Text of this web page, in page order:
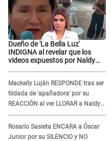
Dueño de 'La Bella Luz'
INDIGNA al revelar que los
videos expuestos por Naldy
visitas..."
Mackeily Luján RESPONDE tras ser
tildada de 'apañadora' por su
REACCIÓN al ver LLORAR a Naldy
Saldaña tras acoso: "No sabía la
magnitud"
Rosario Sasieta ENCARA a Óscar
Junior por su SILENCIO y NO